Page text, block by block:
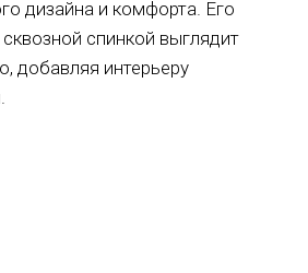
дизайна и комфорта. Его
спинкой выглядит
добавляя интерьеру